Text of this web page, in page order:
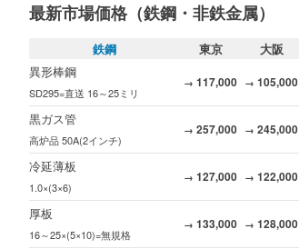
最新市場価格（鉄鋼・非鉄金属）
鉄鋼 東京
大阪
異形棒鋼
SD295=直送 16～25ミリ
→ 117,000 → 105,000
黒ガス管
高炉品 50A(2インチ)
→ 257,000 → 245,000
冷延薄板
1.0×(3×6)
→ 127,000 → 122,000
厚板
16～25×(5×10)=無規格
→ 133,000 → 128,000